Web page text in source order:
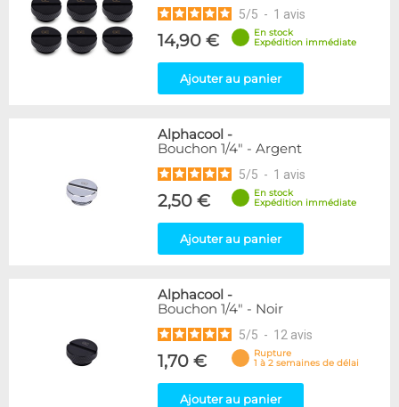
Appliquer
5/5 - 1 avis
14,90 €
En stock
Expédition immédiate
Ajouter au panier
Alphacool -
Bouchon 1/4" - Argent
5/5 - 1 avis
2,50 €
En stock
Expédition immédiate
Ajouter au panier
Alphacool -
Bouchon 1/4" - Noir
5/5 - 12 avis
1,70 €
Rupture
1 à 2 semaines de délai
Ajouter au panier